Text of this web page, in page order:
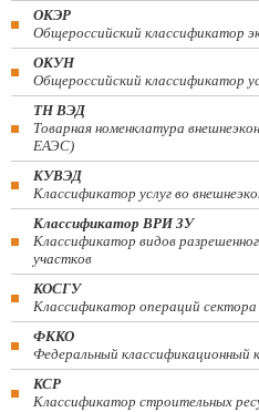
ОКЭР
Общероссийский классификатор
ОКУН
Общероссийский классификатор
ТН ВЭД
Товарная номенклатура
ЕАЭС)
КУВЭД
Классификатор услуг во
Классификатор ВРИ ЗУ
Классификатор видов
участков
КОСГУ
Классификатор операций сектора
ФККО
Федеральный классификационный
КСР
Классификатор строительных